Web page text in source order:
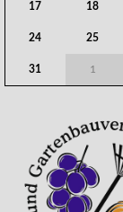
17 18
24 25
31 1